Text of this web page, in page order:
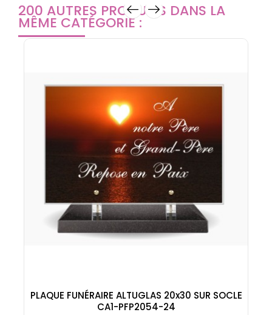
200 AUTRES PRODUITS DANS LA
MÊME CATÉGORIE :
PLAQUE FUNÉRAIRE ALTUGLAS 20x30 SUR SOCLE
CA1-PFP2054-24